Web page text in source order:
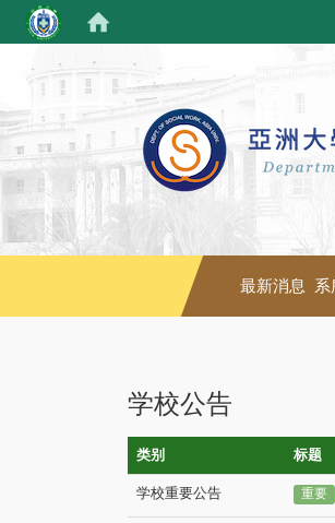
最新消息 系
学校公告
类别 标题
学校重要公告 重要